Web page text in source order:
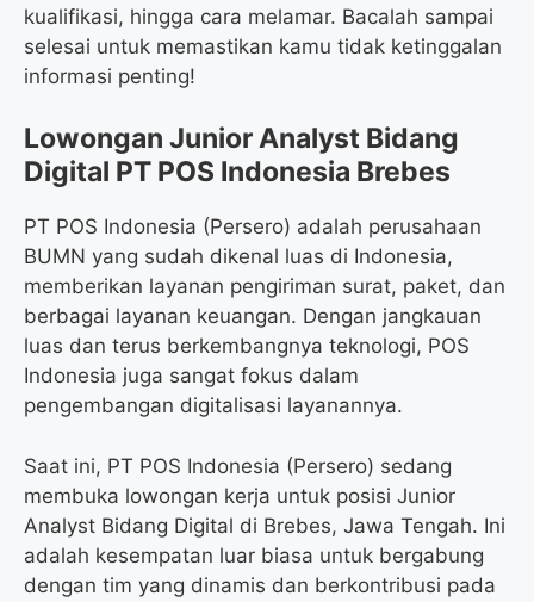
kualifikasi, hingga cara melamar. Bacalah sampai
selesai untuk memastikan kamu tidak ketinggalan
informasi penting!
Lowongan Junior Analyst Bidang
Digital PT POS Indonesia Brebes
PT POS Indonesia (Persero) adalah perusahaan
BUMN yang sudah dikenal luas di Indonesia,
memberikan layanan pengiriman surat, paket, dan
berbagai layanan keuangan. Dengan jangkauan
luas dan terus berkembangnya teknologi, POS
Indonesia juga sangat fokus dalam
pengembangan digitalisasi layanannya.
Saat ini, PT POS Indonesia (Persero) sedang
membuka lowongan kerja untuk posisi Junior
Analyst Bidang Digital di Brebes, Jawa Tengah. Ini
adalah kesempatan luar biasa untuk bergabung
dengan tim yang dinamis dan berkontribusi pada